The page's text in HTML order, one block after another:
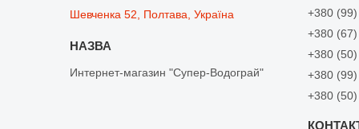
Шевченка 52, Полтава, Україна
Интернет-магазин "Супер-Водограй"
+380
+380
+380
+380
+380